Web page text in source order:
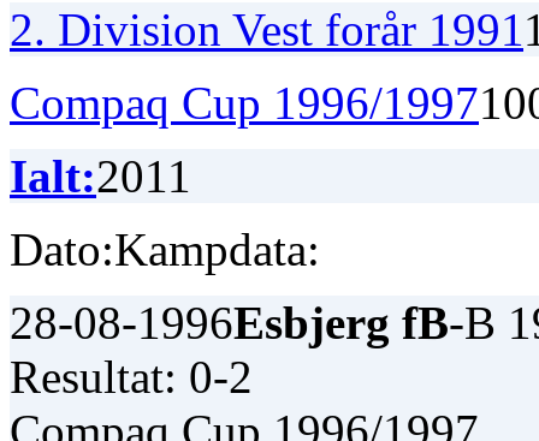
2. Division Vest forår 1991
Compaq Cup 1996/199710
Ialt:2011
Dato:Kampdata:
28-08-1996Esbjerg fB-B
Resultat: 0-2
Compaq Cup 1996/1997